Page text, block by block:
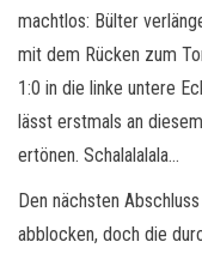
machtlos: Bülter
mit dem Rücken zum
1:0 in die linke untere
lässt erstmals an
ertönen. Schalalalala…
Den nächsten
abblocken, doch die